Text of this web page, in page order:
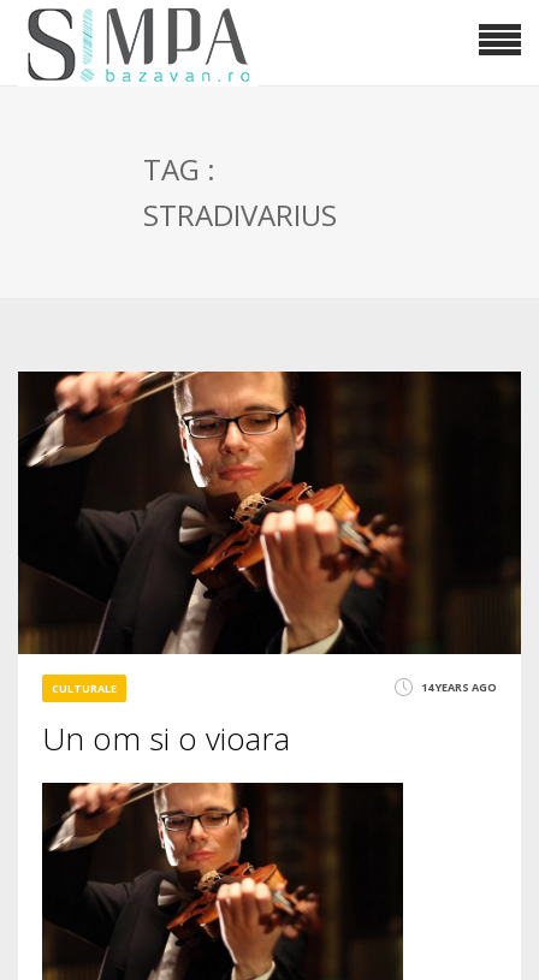
TAG :
STRADIVARIUS
CULTURALE 14 YEARS AGO
Un om si o vioara